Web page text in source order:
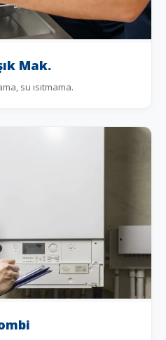
Mak.
su ısıtmama.